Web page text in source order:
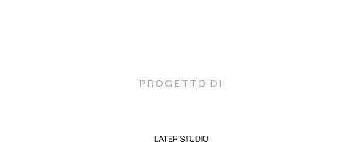
PROGETTO DI